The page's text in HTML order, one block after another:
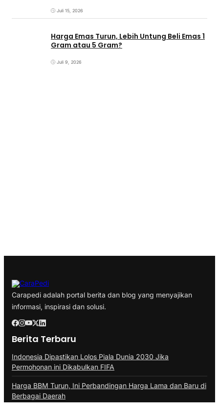
Juli 15, 2026
Harga Emas Turun, Lebih Untung Beli Emas 1
Gram atau 5 Gram?
Juli 9, 2026
Carapedi adalah portal berita dan blog yang menyajikan
informasi, inspirasi dan solusi.
Berita Terbaru
Indonesia Dipastikan Lolos Piala Dunia 2030 Jika
Permohonan ini Dikabulkan FIFA
Harga BBM Turun, Ini Perbandingan Harga Lama dan Baru di
Berbagai Daerah